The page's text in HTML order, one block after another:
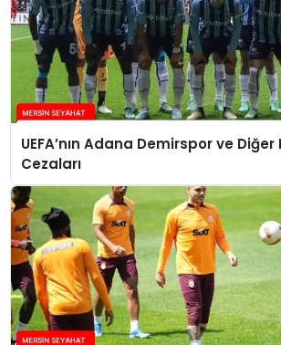
UEFA’nın Adana Demirspor ve
Cezaları